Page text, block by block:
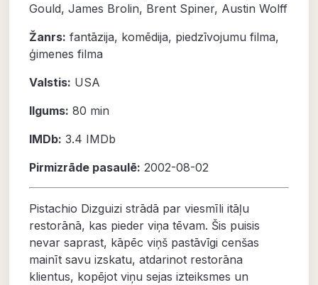
Gould, James Brolin, Brent Spiner, Austin Wolff
Žanrs: fantāzija, komēdija, piedzīvojumu filma,
ģimenes filma
Valstis: USA
Ilgums: 80 min
IMDb: 3.4 IMDb
Pirmizrāde pasaulē: 2002-08-02
Pistachio Dizguizi strādā par viesmīli itāļu
restorānā, kas pieder viņa tēvam. Šis puisis
nevar saprast, kāpēc viņš pastāvīgi cenšas
mainīt savu izskatu, atdarinot restorāna
klientus, kopējot viņu sejas izteiksmes un